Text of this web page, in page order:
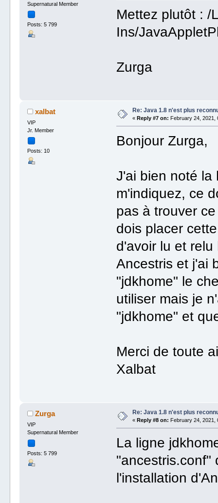
Supernatural Member
Posts: 5 799
Mettez plutôt : /
Ins/
Zurga
xalbat
VIP
Jr. Member
Posts: 10
Re: Java 1.8 n'est plus
« Reply #7 on: February 24, 2021,
Bonjour Zurga,
J'ai bien noté la
m'indiquez, ce
pas à trouver
dois placer
d'avoir lu et
Ancestris et j'ai
"jdkhome" le
utiliser mais je
"jdkhome" et
Merci de toute
Xalbat
Zurga
VIP
Supernatural Member
Posts: 5 799
Re: Java 1.8 n'est plus
« Reply #8 on: February 24, 2021,
La ligne
"ancestris.conf"
l'installation